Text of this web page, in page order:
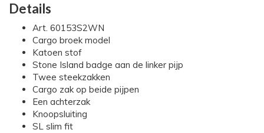
Details
Art. 60153S2WN
Cargo broek model
Katoen stof
Stone Island badge aan de linker pijp
Twee steekzakken
Cargo zak op beide pijpen
Een achterzak
Knoopsluiting
SL slim fit